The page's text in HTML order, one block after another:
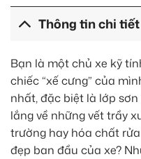
Thông tin chi tiết
Bạn là một chủ xe kỹ
chiếc “xế cưng” của
nhất, đặc biệt là lớp
lắng về những vết trầy
trường hay hóa chất
đẹp ban đầu của xe?